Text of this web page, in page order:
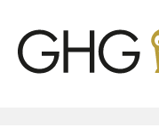
Service-